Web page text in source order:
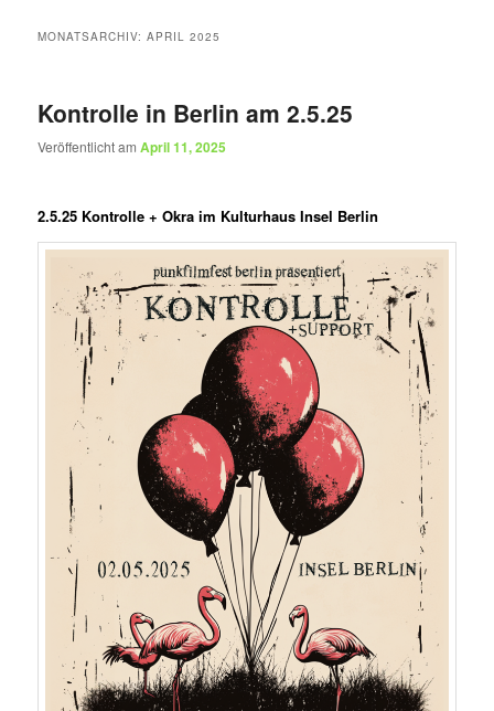
MONATSARCHIV:APRIL 2025
Kontrolle in Berlin am 2.5.25
Veröffentlicht amApril 11, 2025
2.5.25 Kontrolle + Okra im Kulturhaus Insel Berlin